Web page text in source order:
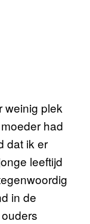
weinig plek
had
dat ik er
leeftijd
in de